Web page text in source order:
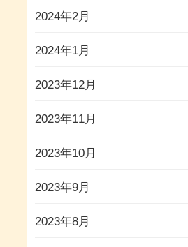
2024年2月
2024年1月
2023年12月
2023年11月
2023年10月
2023年9月
2023年8月